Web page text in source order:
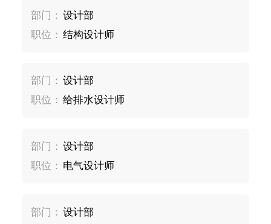
部门： 设计部
职位： 结构设计师
部门： 设计部
职位： 给排水设计师
部门： 设计部
职位： 电气设计师
部门： 设计部